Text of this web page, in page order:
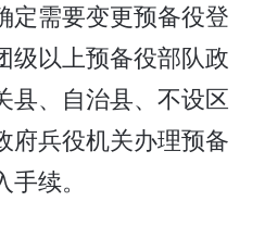
定需要变更预备役登
级以上预备役部队政
县、自治县、不设区
府兵役机关办理预备
续。